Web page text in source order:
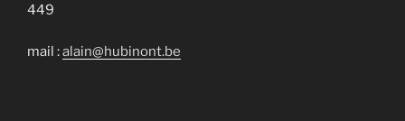
449
mail :alain@hubinont.be